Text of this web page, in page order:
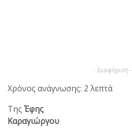
- Διαφήμιση -
Χρόνος ανάγνωσης: 2 λεπτά
Της Έφης
Καραγιώργου